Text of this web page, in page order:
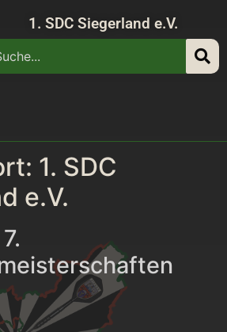
1. SDC Siegerland e.V.
1. SDC
e.V.